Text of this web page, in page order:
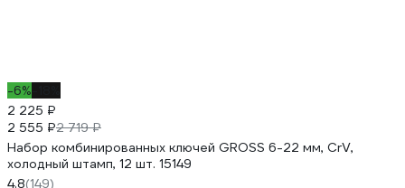
-6%
2 225 ₽
2 555 ₽2 719 ₽
Набор комбинированных ключей GROSS 6-22 мм, CrV,
холодный штамп, 12 шт. 15149
4.8(149)